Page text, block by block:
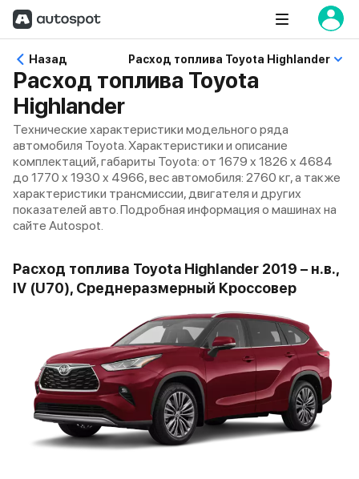
Назад Расход топлива Toyota Highlander
Расход топлива Toyota
Highlander
Технические характеристики модельного ряда
автомобиля Toyota. Характеристики и описание
комплектаций, габариты Toyota: от 1679 x 1826 x 4684
до 1770 x 1930 x 4966, вес автомобиля: 2760 кг, а также
характеристики трансмиссии, двигателя и других
показателей авто. Подробная информация о машинах на
сайте Autospot.
Расход топлива Toyota Highlander 2019 – н.в.,
IV (U70), Среднеразмерный Кроссовер